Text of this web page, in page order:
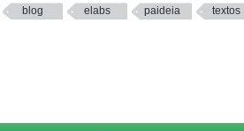
blog elabs paideia textos